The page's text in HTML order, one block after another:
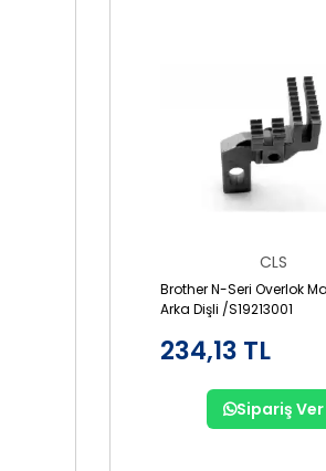
CLS
Brother N-Seri Overlok
Arka Dişli /S19213001
234,13 TL
Sipariş Ver